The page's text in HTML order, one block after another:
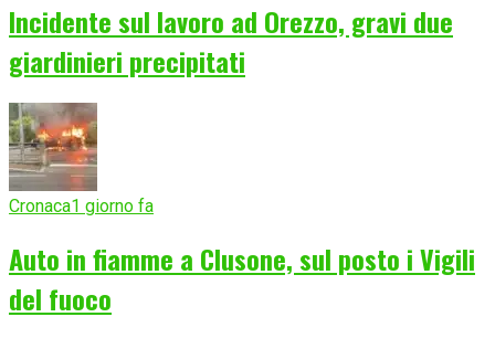
Incidente sul lavoro ad Orezzo, gravi due
giardinieri precipitati
Cronaca1 giorno fa
Auto in fiamme a Clusone, sul posto i Vigili
del fuoco